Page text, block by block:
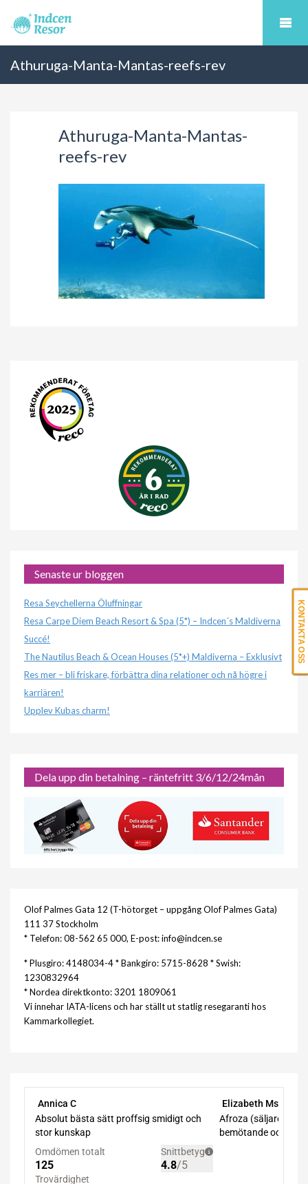
Athuruga-Manta-Mantas-reefs-rev
Athuruga-Manta-Mantas-
reefs-rev
Senaste ur bloggen
Resa Seychellerna Öluffningar
Resa Carpe Diem Beach Resort & Spa (5*) – Indcen´s Maldiverna
Succé!
The Nautilus Beach & Ocean Houses (5*+) Maldiverna – Exklusivt
Res mer – bli friskare, förbättra dina relationer och nå högre i
karriären!
Upplev Kubas charm!
Dela upp din betalning – räntefritt 3/6/12/24mån
Olof Palmes Gata 12 (T-hötorget – uppgång Olof Palmes Gata)
111 37 Stockholm
* Telefon: 08-562 65 000, E-post: info@indcen.se
* Plusgiro: 4148034-4 * Bankgiro: 5715-8628 * Swish:
1230832964
* Nordea direktkonto: 3201 1809061
Vi innehar IATA-licens och har ställt ut statlig resegaranti hos
Kammarkollegiet.
KONTAKTA OSS